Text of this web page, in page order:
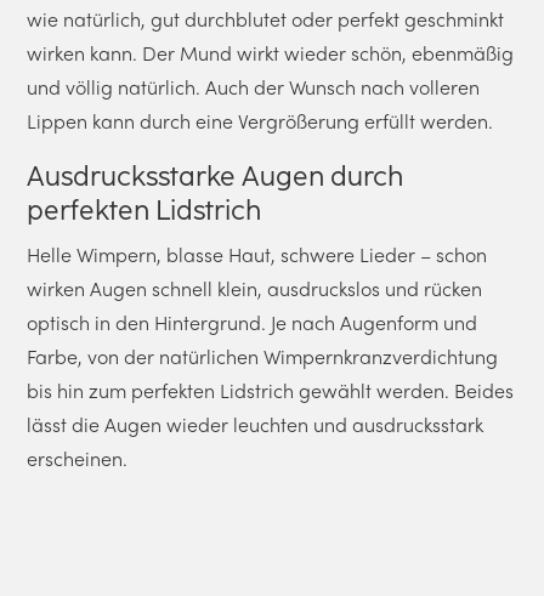
wie natürlich, gut durchblutet oder perfekt geschminkt
wirken kann. Der Mund wirkt wieder schön, ebenmäßig
und völlig natürlich. Auch der Wunsch nach volleren
Lippen kann durch eine Vergrößerung erfüllt werden.
Ausdrucksstarke Augen durch
perfekten Lidstrich
Helle Wimpern, blasse Haut, schwere Lieder – schon
wirken Augen schnell klein, ausdruckslos und rücken
optisch in den Hintergrund. Je nach Augenform und
Farbe, von der natürlichen Wimpernkranzverdichtung
bis hin zum perfekten Lidstrich gewählt werden. Beides
lässt die Augen wieder leuchten und ausdrucksstark
erscheinen.